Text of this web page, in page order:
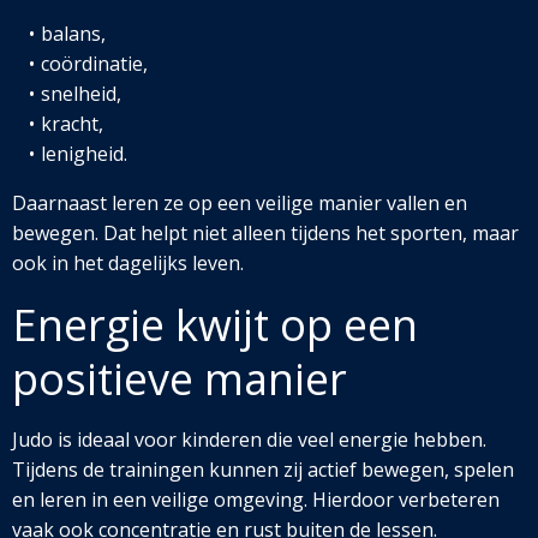
balans,
coördinatie,
snelheid,
kracht,
lenigheid.
Daarnaast leren ze op een veilige manier vallen en
bewegen. Dat helpt niet alleen tijdens het sporten, maar
ook in het dagelijks leven.
Energie kwijt op een
positieve manier
Judo is ideaal voor kinderen die veel energie hebben.
Tijdens de trainingen kunnen zij actief bewegen, spelen
en leren in een veilige omgeving. Hierdoor verbeteren
vaak ook concentratie en rust buiten de lessen.